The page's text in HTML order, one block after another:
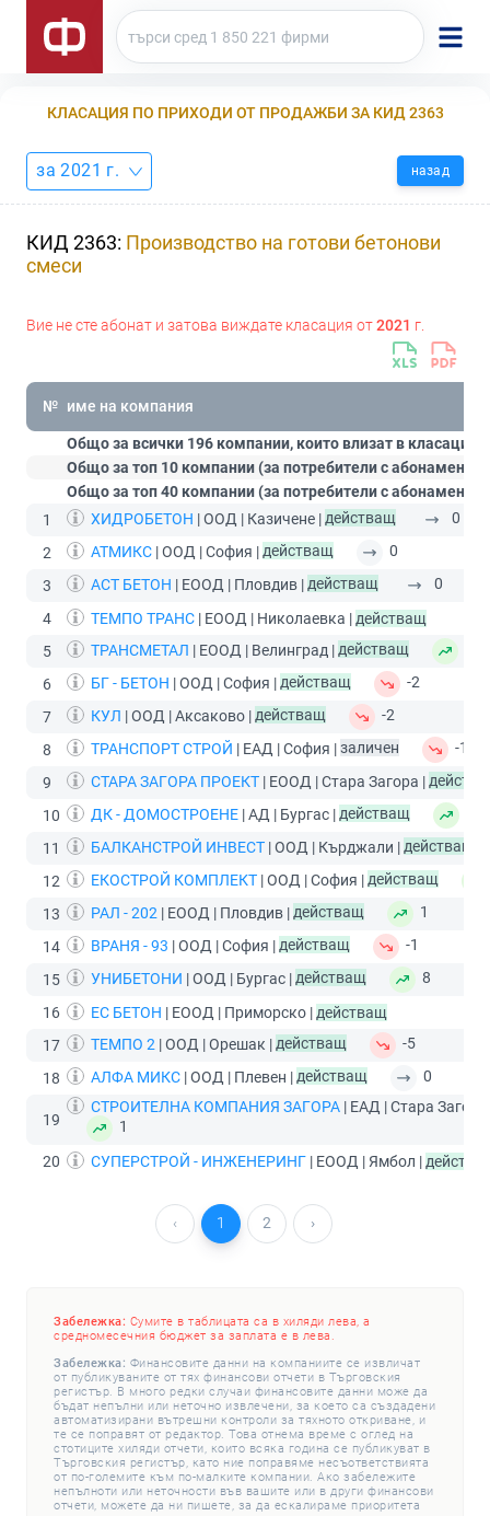
КЛАСАЦИЯ ПО ПРИХОДИ ОТ ПРОДАЖБИ ЗА КИД 2363
за 2021 г. назад
КИД 2363: Производство на готови бетонови
смеси
Вие не сте абонат и затова виждате класация от2021 г.
№ име на компания
Общо за всички 196 компании, които влизат в
Общо за топ 10 компании (за потребители с абонамент
Общо за топ 40 компании (за потребители с абонамент
1
ХИДРОБЕТОН | ООД | Казичене |действащ
0
2
АТМИКС | ООД | София |действащ
0
3
АСТ БЕТОН | ЕООД | Пловдив |действащ
0
4
ТЕМПО ТРАНС | ЕООД | Николаевка | действащ
5
ТРАНСМЕТАЛ | ЕООД | Велинград |действащ
6
БГ - БЕТОН | ООД | София |действащ
-2
7
КУЛ | ООД | Аксаково |действащ
-2
8
ТРАНСПОРТ СТРОЙ | ЕАД | София |заличен
-1
9
СТАРА ЗАГОРА ПРОЕКТ | ЕООД | Стара Загора |
10
ДК - ДОМОСТРОЕНЕ | АД | Бургас |действащ
11
БАЛКАНСТРОЙ ИНВЕСТ | ООД | Кърджали |действащ
12
ЕКОСТРОЙ КОМПЛЕКТ | ООД | София |действащ
13
РАЛ - 202 | ЕООД | Пловдив |действащ
1
14
ВРАНЯ - 93 | ООД | София |действащ
-1
15
УНИБЕТОНИ | ООД | Бургас |действащ
8
16
ЕС БЕТОН | ЕООД | Приморско | действащ
17
ТЕМПО 2 | ООД | Орешак |действащ
-5
18
АЛФА МИКС | ООД | Плевен |действащ 0
19
СТРОИТЕЛНА КОМПАНИЯ ЗАГОРА | ЕАД | Стара
1
20
СУПЕРСТРОЙ - ИНЖЕНЕРИНГ | ЕООД | Ямбол |
‹ 1 2 ›
Забележка: Сумите в таблицата са в хиляди лева, а
средномесечния бюджет за заплата е в лева.
Забележка: Финансовите данни на компаниите се извличат
от публикуваните от тях финансови отчети в Търговския
регистър. В много редки случаи финансовите данни може да
бъдат непълни или неточно извлечени, за което са създадени
автоматизирани вътрешни контроли за тяхното откриване, и
те се поправят от редактор. Това отнема време с оглед на
стотиците хиляди отчети, които всяка година се публикуват в
Търговския регистър, като ние поправяме несъответствията
от по-големите към по-малките компании. Ако забележите
непълноти или неточности във вашите или в други финансови
отчети, можете да ни пишете, за да ескалираме приоритета